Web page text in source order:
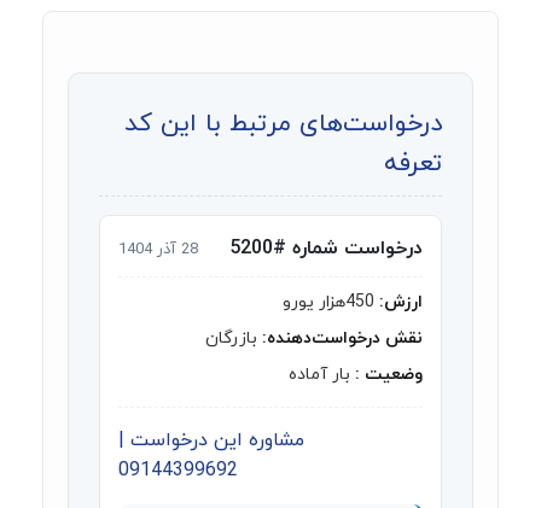
درخواست‌های مرتبط با این کد
تعرفه
درخواست شماره #5200 28 آذر 1404
ارزش:
نقش درخواست‌دهنده: بازرگان
وضعیت : بار آماده
مشاوره این درخواست |
09144399692